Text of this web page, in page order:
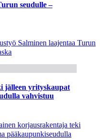
seudulle –
Salminen laajentaa Turun
jälleen yrityskaupat
vahvistuu
korjausrakentaja teki
pääkaupunkiseudulla